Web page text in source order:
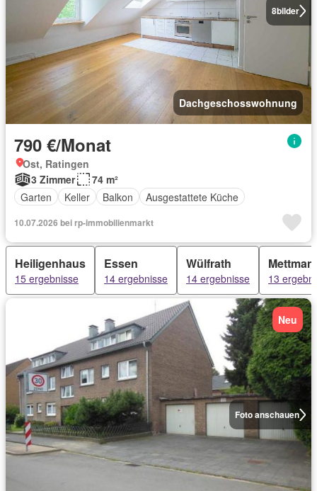
8bilder
Dachgeschosswohnung
790 €/Monat
Ost, Ratingen
3 Zimmer
74 m²
Garten
Keller Balkon Ausgestattete Küche
10.07.2026 bei rp-immobilienmarkt
Heiligenhaus
15 ergebnisse
Essen
14 ergebnisse
Wülfrath
14 ergebnisse 13
Foto anschauen
Neu